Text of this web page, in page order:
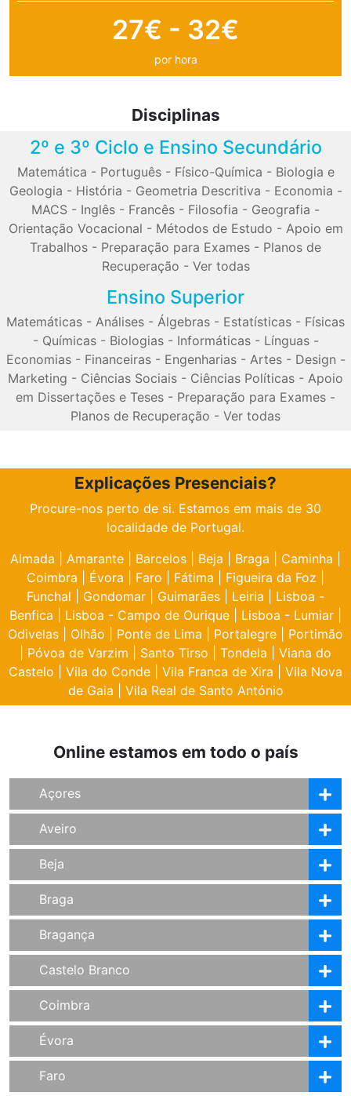
27€ - 32€
por hora
Disciplinas
2º e 3º Ciclo e Ensino Secundário
Matemática - Português- Físico-Química - Biologia e
Geologia - História - Geometria Descritiva - Economia -
MACS - Inglês - Francês - Filosofia - Geografia -
Orientação Vocacional - Métodos de Estudo - Apoio em
Trabalhos - Preparação para Exames - Planos de
Recuperação - Ver todas
Ensino Superior
Matemáticas - Análises - Álgebras - Estatísticas - Físicas
- Químicas- Biologias- Informáticas- Línguas-
Economias- Financeiras- Engenharias- Artes- Design -
Marketing - Ciências Sociais - Ciências Políticas - Apoio
em Dissertações e Teses - Preparação para Exames -
Planos de Recuperação - Ver todas
Explicações Presenciais?
Procure-nos perto de si. Estamos em mais de 30
localidade de Portugal.
Almada
Amarante Barcelos Beja Braga Caminha
Coimbra
Évora Faro Fátima Figueira da Foz
Funchal
Gondomar Guimarães Leiria
Lisboa -
Benfica
Lisboa - Campo de Ourique Lisboa - Lumiar
Odivelas
Olhão Ponte de Lima Portalegre
Portimão
Póvoa de Varzim Santo Tirso Tondela
Viana do
Castelo
Vila do Conde Vila Franca de Xira
Vila Nova
de Gaia
Vila Real de Santo António
Online estamos em todo o país
Açores
Aveiro
Beja
Braga
Bragança
Castelo Branco
Coimbra
Évora
Faro